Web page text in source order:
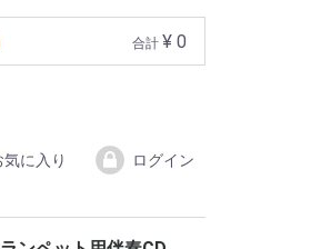
合計 ¥ 0
気に入り ログイン